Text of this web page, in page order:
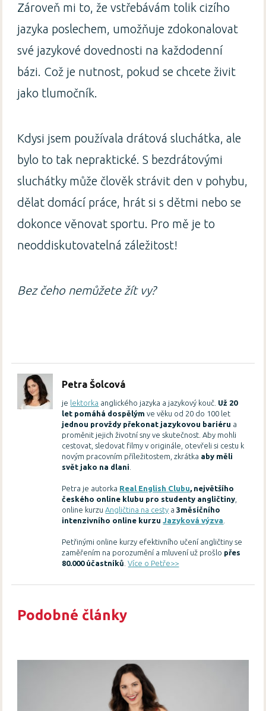
Zároveň mi to, že vstřebávám tolik cizího
jazyka poslechem, umožňuje zdokonalovat
své jazykové dovednosti na každodenní
bázi. Což je nutnost, pokud se chcete živit
jako tlumočník.
Kdysi jsem používala drátová sluchátka, ale
bylo to tak nepraktické. S bezdrátovými
sluchátky může člověk strávit den v pohybu,
dělat domácí práce, hrát si s dětmi nebo se
dokonce věnovat sportu. Pro mě je to
neoddiskutovatelná záležitost!
Bez čeho nemůžete žít vy?
Petra Šolcová
je lektorka anglického jazyka a jazykový kouč. Už 20
let pomáhá dospělým ve věku od 20 do 100 let
jednou provždy překonat jazykovou bariéru a
proměnit jejich životní sny ve skutečnost. Aby mohli
cestovat, sledovat filmy v originále, otevřeli si cestu k
novým pracovním příležitostem, zkrátka aby měli
svět jako na dlani
Petra je autorka Real English Clubu, největšího
českého online klubu pro studenty angličtiny
online kurzuAngličtina na cesty a3měsíčního
intenzivního online kurzuJazyková výzva
Petřinými online kurzy efektivního učení angličtiny se
zaměřením na porozumění a mluvení už prošlo přes
80.000 účastníků .Více o Petře>>
Podobné články